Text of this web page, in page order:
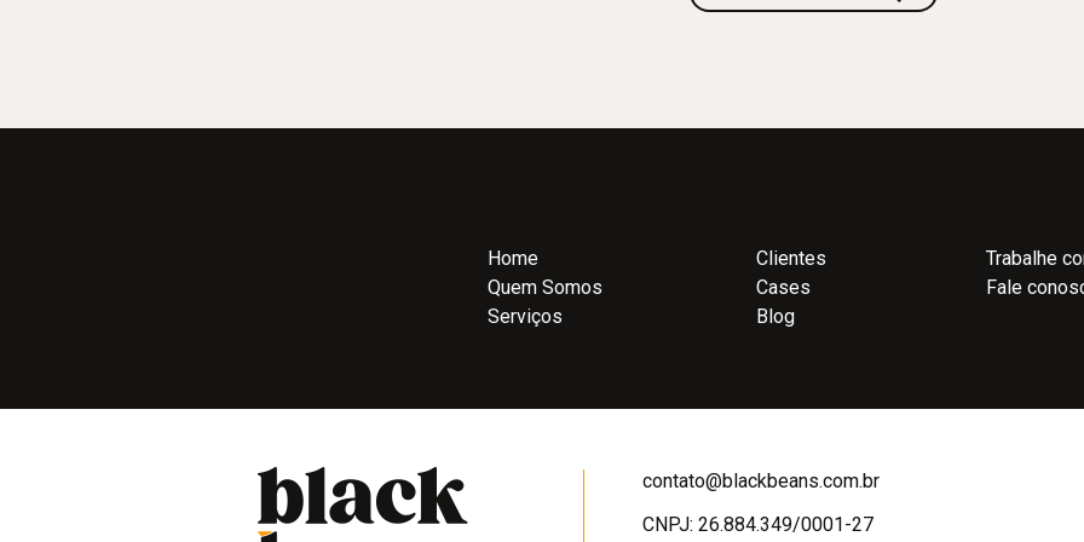
Home
Quem Somos
Serviços
Clientes
Cases
Blog
Trabalhe
Fale
contato@blackbeans.com.br
CNPJ: 26.884.349/0001-27